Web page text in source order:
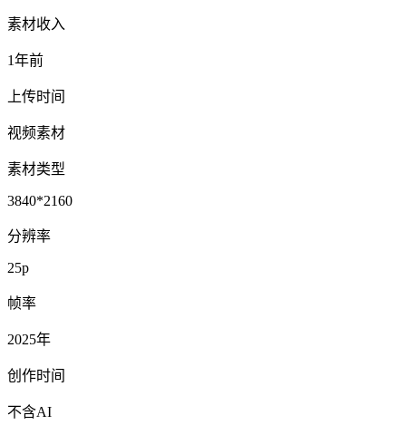
素材收入
1年前
上传时间
视频素材
素材类型
3840*2160
分辨率
25p
帧率
2025年
创作时间
不含AI